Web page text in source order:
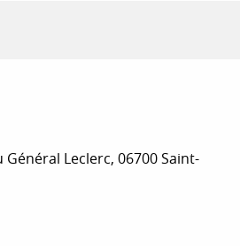
Général Leclerc, 06700 Saint-
favoris